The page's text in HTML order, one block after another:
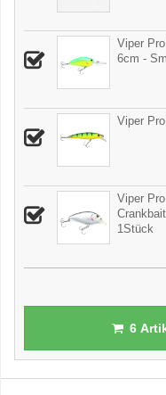
Viper
6cm -
Viper
Viper
1Stück
6